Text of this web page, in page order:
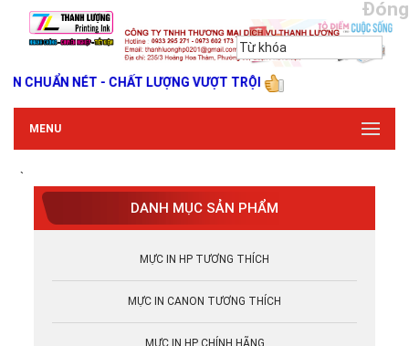
Đóng
NÉT - CHẤT LƯỢNG VƯỢT TRỘI
MENU
`
DANH MỤC SẢN PHẨM
MỰC IN HP TƯƠNG THÍCH
MỰC IN CANON TƯƠNG THÍCH
MỰC IN HP CHÍNH HÃNG